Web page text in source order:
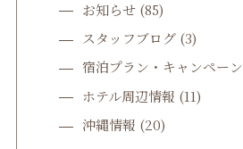
お知らせ(85)
スタッフブログ(3)
宿泊プラン・キャンペーン
ホテル周辺情報 (11)
沖縄情報 (20)